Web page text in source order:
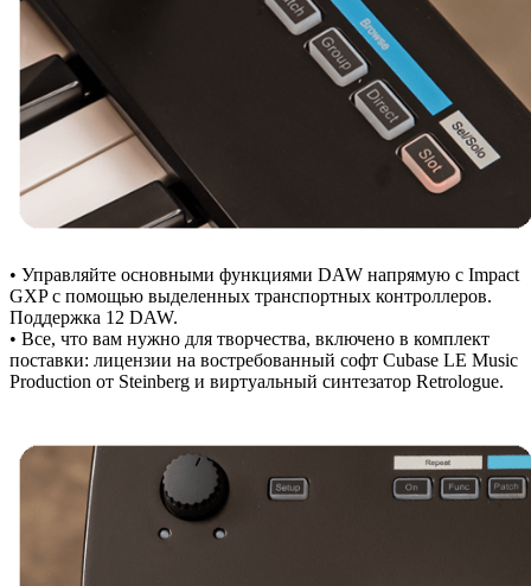
• Управляйте основными функциями DAW напрямую с Impact
GXP с помощью выделенных транспортных контроллеров.
Поддержка 12 DAW.
• Все, что вам нужно для творчества, включено в комплект
поставки: лицензии на востребованный софт Cubase LE Music
Production от Steinberg и виртуальный синтезатор Retrologue.